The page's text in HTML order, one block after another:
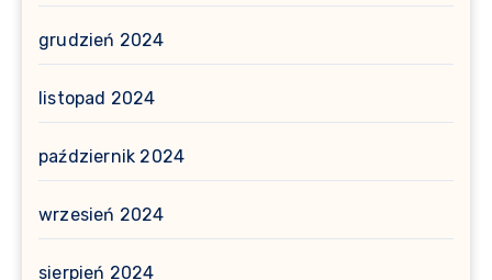
grudzień 2024
listopad 2024
październik 2024
wrzesień 2024
sierpień 2024